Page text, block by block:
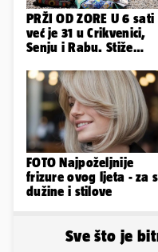
PRŽI OD ZORE U 6 sati
već je 31 u Crikvenici,
Senju i Rabu. Stiže
jaka bura
FOTO Najpoželjnije
frizure ovog ljeta - za
dužine i stilove
Sve što je